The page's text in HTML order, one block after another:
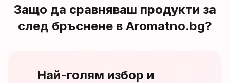
Защо да сравняваш продукти за
след бръснене в Aromatno.bg?
Най-голям избор и